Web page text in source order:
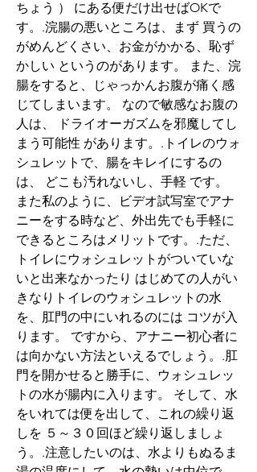
ちょう ） にある便だけ出せばOKで
す。.浣腸の悪いところは、まず 買うの
がめんどくさい、お金がかかる、恥ず
かしい というのがあります。 また、浣
腸をすると、じゃっかんお腹が痛く感
じてしまいます。 なので敏感なお腹の
人は、 ドライオーガズムを邪魔してし
まう可能性 があります。.トイレのウォ
シュレットで、腸をキレイにするの
は、 どこも汚れないし、手軽 です。
また私のように、ビデオ試写室でアナ
ニーをする時など、外出先でも手軽に
できるところはメリットです。.ただ、
トイレにウォシュレットがついていな
いと出来なかったり はじめての人がい
きなりトイレのウォシュレットの水
を、肛門の中にいれるのには コツが入
ります。 ですから、アナニー初心者に
は向かない方法といえるでしょう。.肛
門を開かせると勝手に、ウォシュレッ
トの水が腸内に入ります。 そして、水
をいれては便を出して、これの繰り返
しを ５～３０回ほど繰り返しましょ
う。.注意したいのは、水よりもぬるま